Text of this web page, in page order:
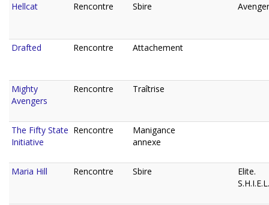
Hellcat Rencontre Sbire
Drafted Rencontre Attachement
Mighty
Avengers
Rencontre Traîtrise
The Fifty State
Initiative
Rencontre
Manigance
annexe
Maria Hill Rencontre Sbire
Elite.